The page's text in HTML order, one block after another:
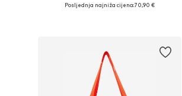
+5
Dostupne veličine: One Size
Posljednja najniža cijena:70,90 €